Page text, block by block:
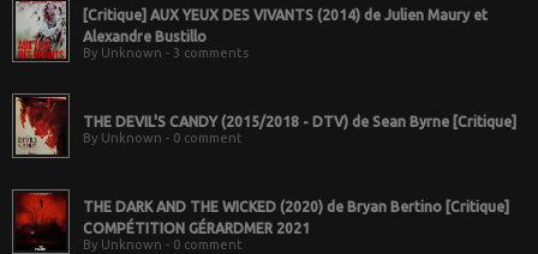
[Critique] AUX YEUX DES VIVANTS (2014) de Julien Maury et
Alexandre Bustillo
By Unknown - 3 comments
THE DEVIL'S CANDY (2015/2018 - DTV) de Sean Byrne [Critique]
By Unknown - 0 comment
THE DARK AND THE WICKED (2020) de Bryan Bertino [Critique]
COMPÉTITION GÉRARDMER 2021
By Unknown - 0 comment